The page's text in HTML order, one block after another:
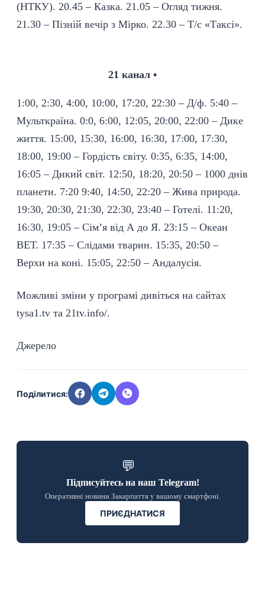
(НТКУ). 20.45 – Казка. 21.05 – Огляд тижня.
21.30 – Пізній вечір з Мірко. 22.30 – Т/с «Таксі».
21 канал •
1:00, 2:30, 4:00, 10:00, 17:20, 22:30 – Д/ф. 5:40 –
Мульткраїна. 0:0, 6:00, 12:05, 20:00, 22:00 – Дике
життя. 15:00, 15:30, 16:00, 16:30, 17:00, 17:30,
18:00, 19:00 – Гордість світу. 0:35, 6:35, 14:00,
16:05 – Дикий світ. 12:50, 18:20, 20:50 – 1000 днів
планети. 7:20 9:40, 14:50, 22:20 – Жива природа.
19:30, 20:30, 21:30, 22:30, 23:40 – Готелі. 11:20,
16:30, 19:05 – Сім’я від А до Я. 23:15 – Океан
ВЕТ. 17:35 – Слідами тварин. 15:35, 20:50 –
Верхи на коні. 15:05, 22:50 – Андалусія.
Можливі зміни у програмі дивіться на сайтах
tysa1.tv та 21tv.info/.
Джерело
Поділитися:
💬
Підписуйтесь на наш Telegram!
Оперативні новини Закарпаття у вашому смартфоні.
ПРИЄДНАТИСЯ